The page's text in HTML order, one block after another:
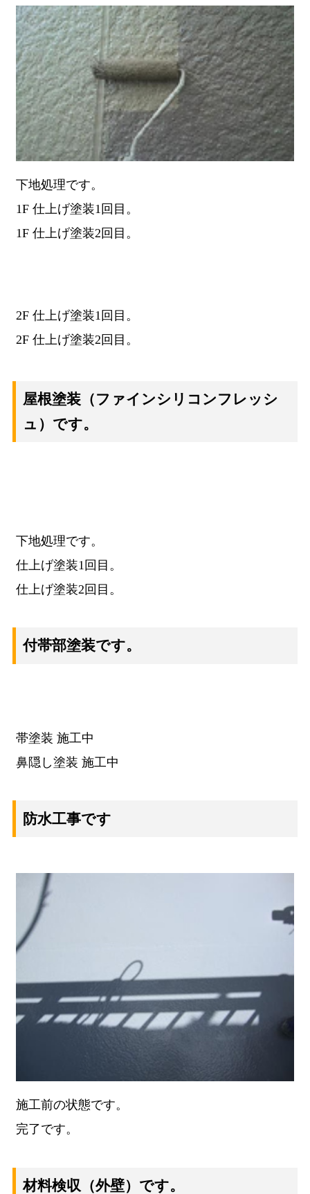
下地処理です。
1F 仕上げ塗装1回目。
1F 仕上げ塗装2回目。
2F 仕上げ塗装1回目。
2F 仕上げ塗装2回目。
屋根塗装 （ファインシリコンフレッシ
ュ）です。
下地処理です。
仕上げ塗装1回目。
仕上げ塗装2回目。
付帯部塗装です。
帯塗装 施工中
鼻隠し塗装 施工中
防水工事です
施工前の状態です。
完了です。
材料検収 （外壁）です。